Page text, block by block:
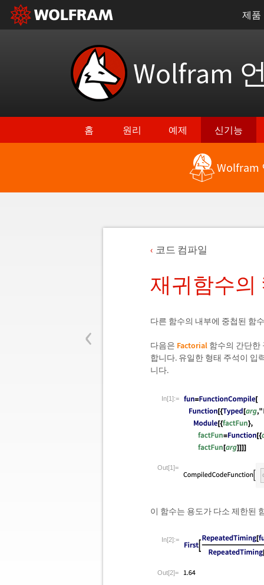
제품
Wolfram
홈 원리 예제 신기능
Wolfram
‹
코드 컴파일
재귀함수의
다른 함수의 내부에 중첩된 함
다음은 Factorial 함수의 간단한
합니다. 유일한 형태 주석이 입
니다.
In[1]:=
Out[1]=
이 함수는 용도가 다소 제한된
In[2]:=
Out[2]=